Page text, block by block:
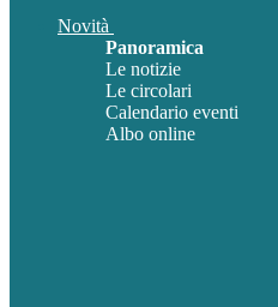
Novità
Panoramica
Le notizie
Le circolari
Calendario eventi
Albo online